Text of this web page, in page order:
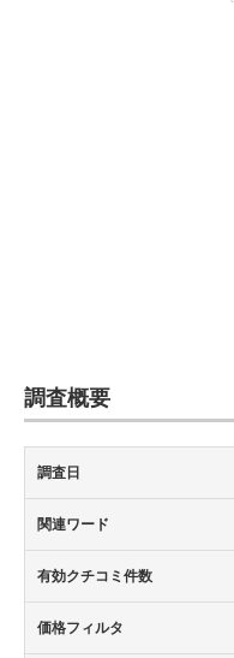
調査概要
調査日
関連ワード
有効クチコミ件数
価格フィルタ